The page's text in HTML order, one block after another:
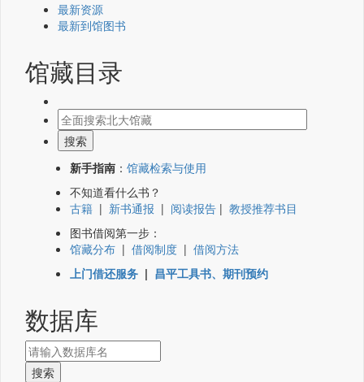
最新资源
最新到馆图书
馆藏目录
新手指南 ： 馆藏检索与使用
不知道看什么书？
古籍 | 新书通报 | 阅读报告 | 教授推荐书目
图书借阅第一步：
馆藏分布 | 借阅制度 | 借阅方法
上门借还服务 | 昌平工具书、期刊预约
数据库